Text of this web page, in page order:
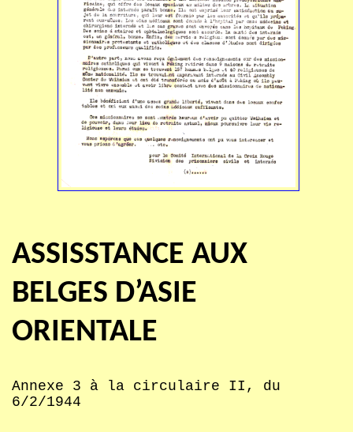
ASSISSTANCE AUX
BELGES D’ASIE
ORIENTALE
Annexe 3 à la circulaire II, du
6/2/1944